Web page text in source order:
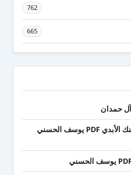
762
665
تحميل كتاب عقدك النفسية سجنك الأبدي PDF يوسف الحسني